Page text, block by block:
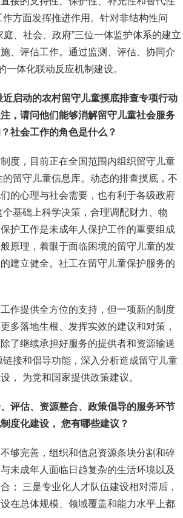
方面发挥推进作用。针对非结构性问
、社会、政府”三位一体监护体系的建立
、评估工作。通过监测、评估、协同介
一体化联动反应机制建设。
近启动的农村留守儿童摸底排查专项行动
，请问他们能够消解留守儿童社会服务
社会工作的角色是什么？
度，目前正在全国范围内组织留守儿童
留守儿童信息库。动态的排查摸底，不
的心理与社会需要，也有利于各级政府
基础上科学决策，合理调配财力、物
护工作是未成年人保护工作的重要组成
原理，着眼于面临困境的留守儿童的发
建立健全。社工在留守儿童保护服务的
作提供全方位的支持，但一项新的制度
多落地生根、发挥实效的建议和对策，
了继续承担好服务的提供者和资源输送
接和倡导功能，深入分析造成留守儿童
， 为党和国家提供政策建议。
评估、资源整合、政策倡导的服务环节
度化建设， 您有哪些建议？
够完善，组织和信息资源条块分割和碎
未成年人面临日趋复杂的生活环境以及
； 三是专业化人才队伍建设相对滞后，
在总体规模、领域覆盖和能力水平上都